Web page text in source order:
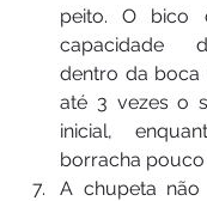
peito. O bico
capacidade
dentro da boca
até 3 vezes o
inicial,
borracha pouco
A chupeta